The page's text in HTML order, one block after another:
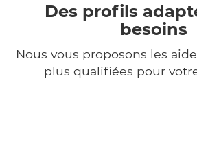
Des profils
besoins
Nous vous proposons les
plus qualifiées pour